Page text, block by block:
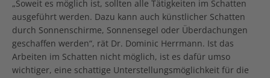
„Soweit es möglich ist, sollten alle Tätigkeiten im Schatten
ausgeführt werden. Dazu kann auch künstlicher Schatten
durch Sonnenschirme, Sonnensegel oder Überdachungen
geschaffen werden“, rät Dr. Dominic Herrmann. Ist das
Arbeiten im Schatten nicht möglich, ist es dafür umso
wichtiger, eine schattige Unterstellungsmöglichkeit für die